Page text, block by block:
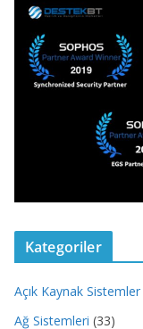
Kategoriler
Açık Kaynak Sistemler
Ağ Sistemleri (33)